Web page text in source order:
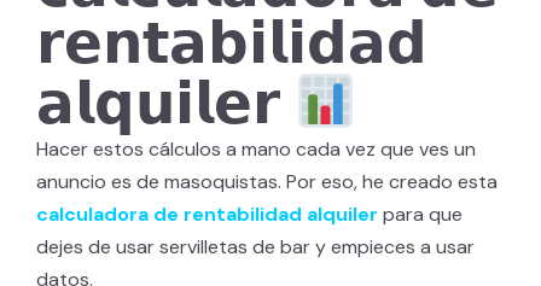
𝗿𝗲𝗻𝘁𝗮𝗯𝗶𝗹𝗶𝗱𝗮𝗱
𝗮𝗹𝗾𝘂𝗶𝗹𝗲𝗿
Hacer estos cálculos a mano cada vez que ves un
anuncio es de masoquistas. Por eso, he creado esta
calculadora de rentabilidad alquiler para que
dejes de usar servilletas de bar y empieces a usar
datos.